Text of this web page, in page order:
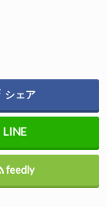
シェア
feedly